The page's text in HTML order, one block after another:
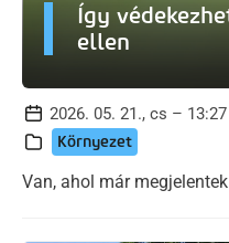
Így
ellen
2026. 05. 21., cs – 13:27
Környezet
Van, ahol már